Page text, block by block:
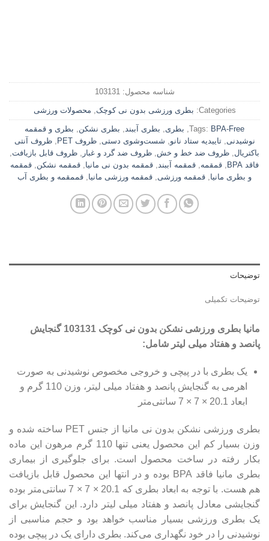
شناسه محصول: 103131
Categories: بطری ورزشی بدون نی کوچک محصولات ورزشی
Tags: BPA-Free بطری بطری آببند بطری نشکن
بطری و قمقمه
نوشیدنی ,تاییدیه ستاد نانو شست‌وشوی دستی ,ظروف PET ,ظروف آنتی
باکتریال ظروف ضد خط و خش ظروف ضد گرد و غبار ظروف قابل بازیافت
فاقد BPA
قمقمه قمقمه آببند قمقمه بدون نی مانیا قمقمه نشکن قمقمه
و بطری مانیا قمقمه ورزشی قمقمه ورزشی مانیا قممقمه و بطری آب
توضیحات
توضیحات تکمیلی
مانیا بطری ورزشی نشکن بدون نی کوچک 103131 گنجایش
پانصد و هفتاد میلی لیتر شامل:
یک بطری با در پیچی و خروجی مخصوص نوشیدنی به صورت
اهرمی به گنجایش پانصد و هفتاد میلی لیتر، وزن 110 گرم و
ابعاد 20.1 × 7 × 7 سانتی‌متر
بطری ورزشی نشکن بدون نی مانیا از جنس PET ساخته شده و
وزن بسیار کم این محصول یعنی تنها 110 گرم مرهون این ماده
بکار رفته در ساخت محصول است. برای جلوگیری از بیماری
بطری مانیا فاقد BPA بوده و در انتها این محصول قابل بازیافت
هم هست. با توجه به ابعاد بطری که 20.1 × 7 × 7 سانتی‌متر بوده
گنجایشی معادل پانصد و هفتاد میلی لیتر دارد. این گنجایش برای
یک بطری ورزشی بسیار مناسب خواهد بود و حجم مناسبی از
نوشیدنی را در خود نگهداری می‌کند. بطری دارای یک در پیچی بوده